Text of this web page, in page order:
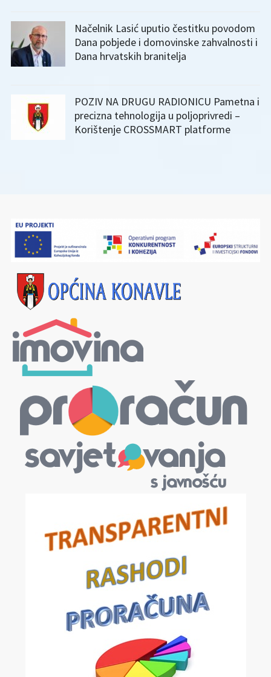
Načelnik Lasić uputio čestitku povodom
Dana pobjede i domovinske zahvalnosti i
Dana hrvatskih branitelja
POZIV NA DRUGU RADIONICU Pametna i
precizna tehnologija u poljoprivredi –
Korištenje CROSSMART platforme